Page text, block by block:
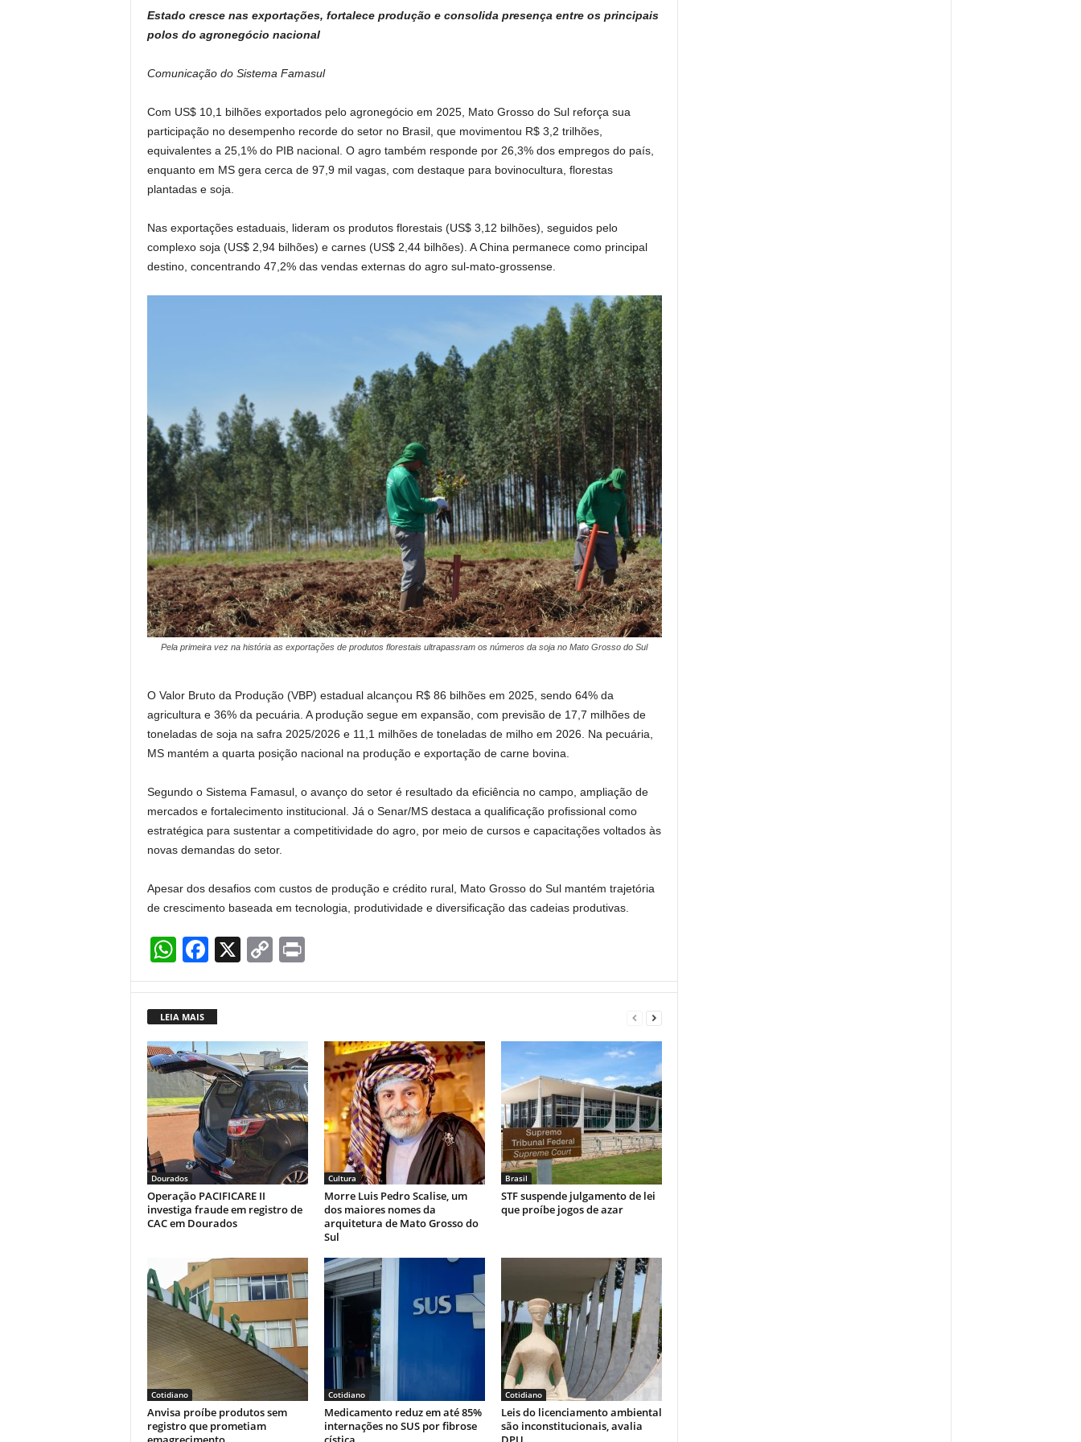
at
A
p
p
c
b
o
o
k
p
Li
n
k
t
Estado cresce nas exportações, fortalece produção e consolida presença entre os principais
polos do agronegócio nacional
Comunicação do Sistema Famasul
Com US$ 10,1 bilhões exportados pelo agronegócio em 2025, Mato Grosso do Sul reforça sua
participação no desempenho recorde do setor no Brasil, que movimentou R$ 3,2 trilhões,
equivalentes a 25,1% do PIB nacional. O agro também responde por 26,3% dos empregos do país,
enquanto em MS gera cerca de 97,9 mil vagas, com destaque para bovinocultura, florestas
plantadas e soja.
Nas exportações estaduais, lideram os produtos florestais (US$ 3,12 bilhões), seguidos pelo
complexo soja (US$ 2,94 bilhões) e carnes (US$ 2,44 bilhões). A China permanece como principal
destino, concentrando 47,2% das vendas externas do agro sul-mato-grossense.
Pela primeira vez na história as exportações de produtos florestais ultrapassram os números da soja no Mato Grosso do Sul
O Valor Bruto da Produção (VBP) estadual alcançou R$ 86 bilhões em 2025, sendo 64% da
agricultura e 36% da pecuária. A produção segue em expansão, com previsão de 17,7 milhões de
toneladas de soja na safra 2025/2026 e 11,1 milhões de toneladas de milho em 2026. Na pecuária,
MS mantém a quarta posição nacional na produção e exportação de carne bovina.
Segundo o Sistema Famasul, o avanço do setor é resultado da eficiência no campo, ampliação de
mercados e fortalecimento institucional. Já o Senar/MS destaca a qualificação profissional como
estratégica para sustentar a competitividade do agro, por meio de cursos e capacitações voltados às
novas demandas do setor.
Apesar dos desafios com custos de produção e crédito rural, Mato Grosso do Sul mantém trajetória
de crescimento baseada em tecnologia, produtividade e diversificação das cadeias produtivas.
W
h
at
s
A
p
p
F
a
c
e
b
o
o
k
X
C
o
p
Li
n
k
in
t
LEIA MAIS
Dourados
Operação PACIFICARE II
investiga fraude em registro de
CAC em Dourados
Cultura
Morre Luis Pedro Scalise, um
dos maiores nomes da
arquitetura de Mato Grosso do
Sul
Brasil
STF suspende julgamento de lei
que proíbe jogos de azar
Cotidiano
Anvisa proíbe produtos sem
registro que prometiam
Cotidiano
Medicamento reduz em até 85%
internações no SUS por fibrose
Cotidiano
Leis do licenciamento ambiental
são inconstitucionais, avalia